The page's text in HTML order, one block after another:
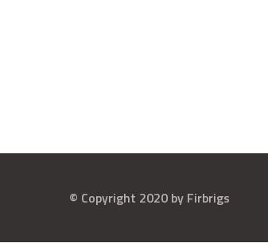
© Copyright 2020 by Firbrigs